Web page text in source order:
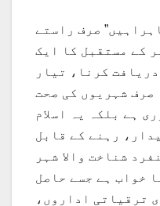
صرف راستے
کے مستقبل کا ایک
کرنا، تیار
صرف شہریوں کی صحت
ہے بلکہ یہ اسلام
رہنے کے قابل
شناخت والا شہر
خواب ہے جسے حاصل
ترقیاتی اداروں،